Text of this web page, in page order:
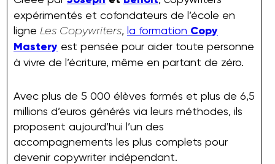
expérimentés et cofondateurs de l’école en
ligne Les Copywriters, la formation Copy
Mastery est pensée pour aider toute personne
à vivre de l’écriture, même en partant de zéro.
Avec plus de 5 000 élèves formés et plus de 6,5
millions d’euros générés via leurs méthodes, ils
proposent aujourd’hui l’un des
accompagnements les plus complets pour
devenir copywriter indépendant.